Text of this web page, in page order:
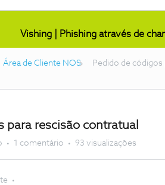
Vishing | Phishing através de
Área de Cliente NOS Pedido de códigos
para rescisão contratual
1 comentário 93 visualizações